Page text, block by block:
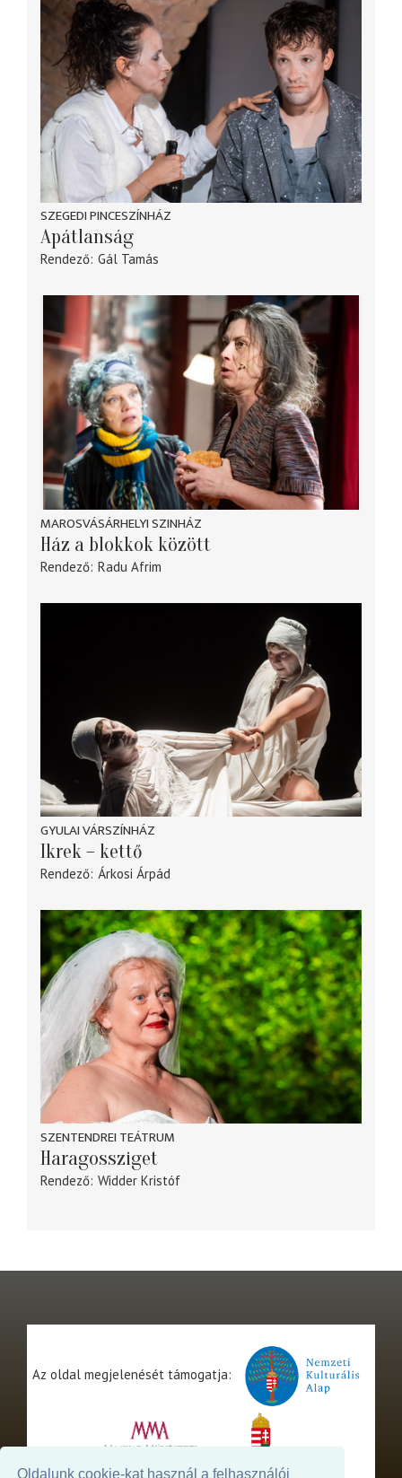
Oldalunk cookie-kat használ a felhasználói
SZEGEDI PINCESZÍNHÁZ
Apátlanság
Rendező Gál Tamás
MAROSVÁSÁRHELYI SZINHÁZ
Ház a blokkok között
Rendező Radu Afrim
GYULAI VÁRSZÍNHÁZ
Ikrek – kettő
Rendező Árkosi Árpád
SZENTENDREI TEÁTRUM
Haragossziget
Rendező Widder Kristóf
Az oldal megjelenését támogatja: